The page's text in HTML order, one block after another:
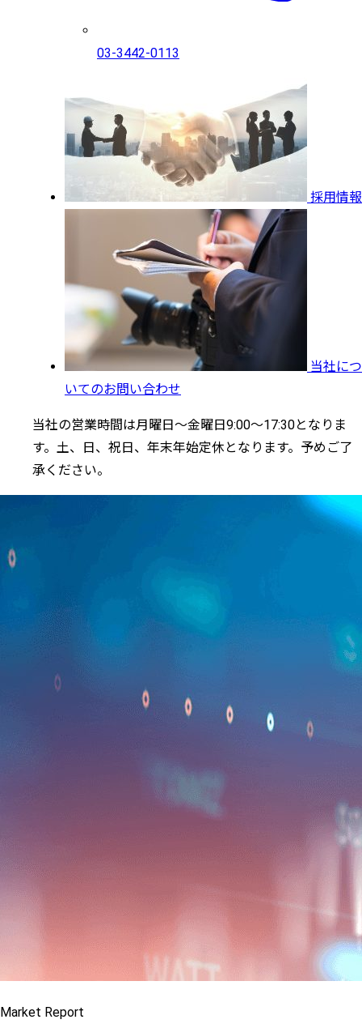
03-3442-0113
採用情報
当社につ
いてのお問い合わせ
当社の営業時間は月曜日～金曜日9:00～17:30となりま
す。土、日、祝日、年末年始定休となります。予めご了
承ください。
Market Report